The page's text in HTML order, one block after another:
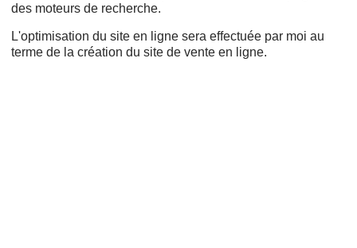
des moteurs de recherche.
L'optimisation du site en ligne sera effectuée par moi au
terme de la création du site de vente en ligne.